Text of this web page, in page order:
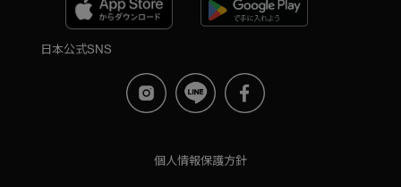
日本公式SNS
個人情報保護方針